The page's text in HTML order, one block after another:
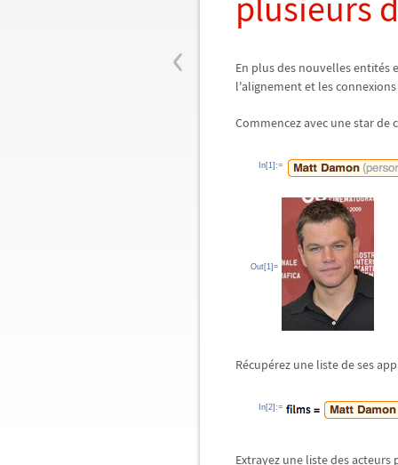
‹
plusieurs
En plus des nouvelles entités
l'alignement et les
Commencez avec une star de
In[1]:=
Out[1]=
Récupérez une liste de ses
In[2]:=
Extrayez une liste des